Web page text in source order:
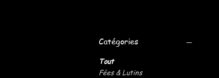
Catégories
Tout
Fées & Lutins